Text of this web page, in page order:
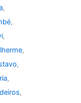
,
,
,
,
,
,
,